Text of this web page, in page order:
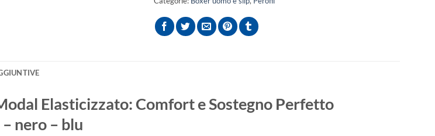
Elasticizzato: Comfort e Sostegno Perfetto
nero – blu